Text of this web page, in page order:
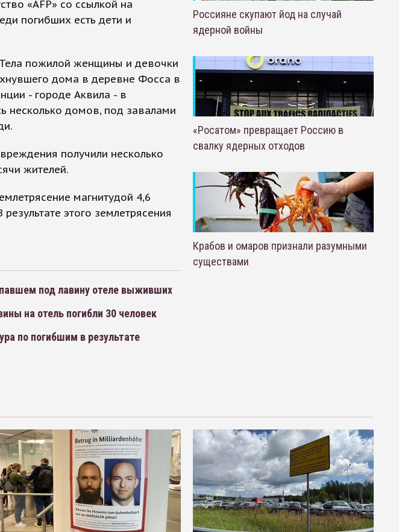
«AFP» со ссылкой на
погибших есть дети и
пожилой женщины и девочки
дома в деревне Фосса в
- городе Аквила - в
несколько домов, под завалами
получили несколько
жителей.
магнитудой 4,6
этого землетрясения
под лавину отеле выживших
на отель погибли 30 человек
по погибшим в результате
Россияне скупают йод на случай
ядерной войны
«Росатом» превращает Россию в
свалку ядерных отходов
Крабов и омаров признали разумными
существами